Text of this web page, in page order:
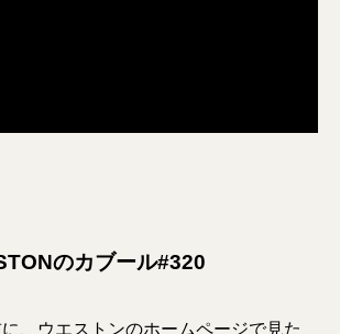
のカブール#320
、ウエストンのホームページで見た